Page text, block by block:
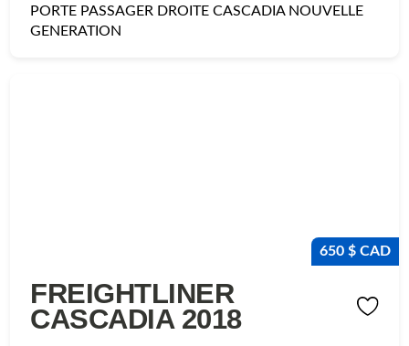
PORTE PASSAGER DROITE CASCADIA NOUVELLE
GENERATION
650 $ CAD
FREIGHTLINER
CASCADIA 2018